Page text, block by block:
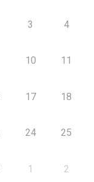
3 4
10 11
17 18
24 25
1 2